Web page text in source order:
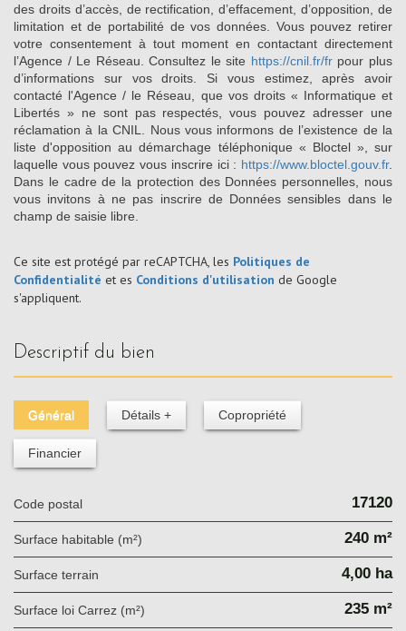
des droits d’accès, de rectification, d’effacement, d’opposition, de
limitation et de portabilité de vos données. Vous pouvez retirer
votre consentement à tout moment en contactant directement
l’Agence / Le Réseau. Consultez le site https://cnil.fr/frpour plus
d’informations sur vos droits. Si vous estimez, après avoir
contacté l'Agence / le Réseau, que vos droits « Informatique et
Libertés » ne sont pas respectés, vous pouvez adresser une
réclamation à la CNIL. Nous vous informons de l’existence de la
liste d'opposition au démarchage téléphonique « Bloctel », sur
laquelle vous pouvez vous inscrire ici : https://www.bloctel.gouv.fr.
Dans le cadre de la protection des Données personnelles, nous
vous invitons à ne pas inscrire de Données sensibles dans le
champ de saisie libre.
Ce site est protégé par reCAPTCHA, les Politiques de
Confidentialité et es Conditions d'utilisation de Google
s'appliquent.
descriptif du bien
Général Détails + Copropriété
Financier
Code postal 17120
Surface habitable (m²) 240 m²
surface terrain 4,00 ha
Surface loi Carrez (m²) 235 m²